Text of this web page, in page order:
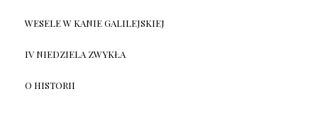
WESELE W KANIE GALILEJSKIEJ
IV NIEDZIELA ZWYKŁA
O HISTORII